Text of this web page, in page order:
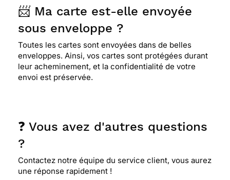
📨 Ma carte est-elle envoyée
sous enveloppe ?
Toutes les cartes sont envoyées dans de belles
enveloppes. Ainsi, vos cartes sont protégées durant
leur acheminement, et la confidentialité de votre
envoi est préservée.
❓ Vous avez d'autres questions
?
Contactez notre équipe du service client, vous aurez
une réponse rapidement !